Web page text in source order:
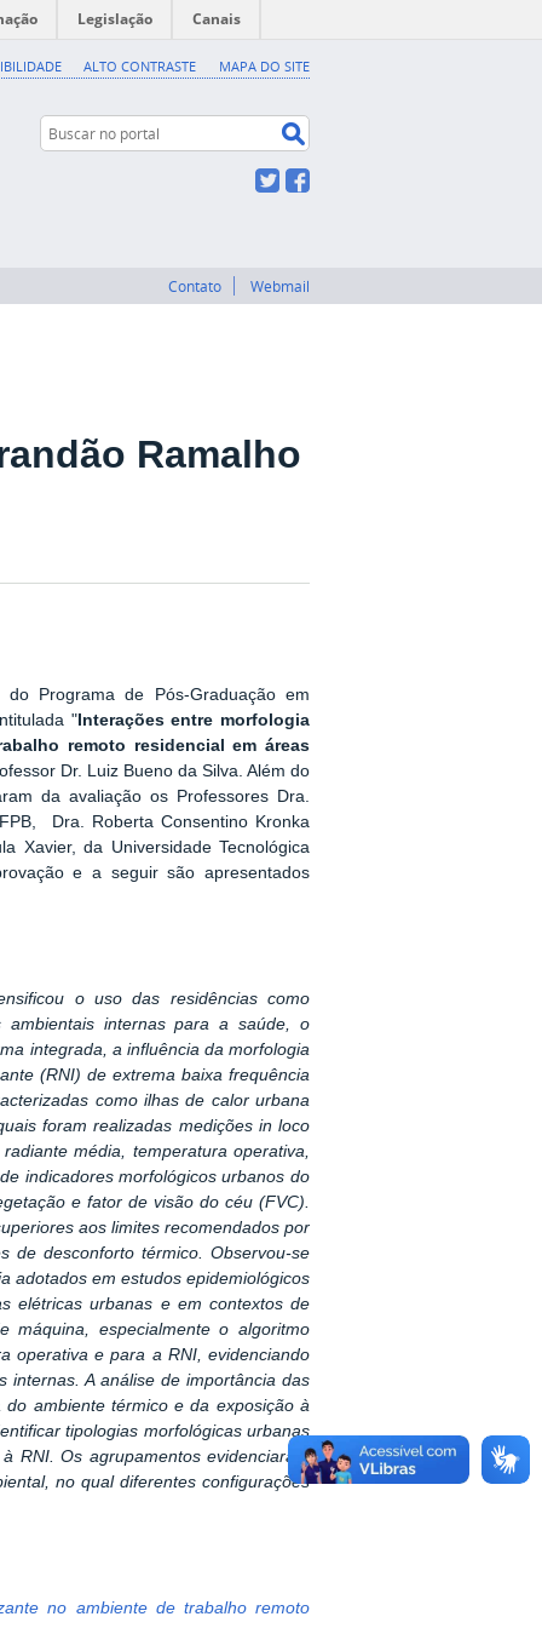
ALTO CONTRASTE MAPA DO SITE
Legislação Canais
Buscar no portal
Twitter
Contato Webmail
Ramalho
Programa de Pós-Graduação em
"Interações entre morfologia
remoto residencial em áreas
Dr. Luiz Bueno da Silva. Além do
da avaliação os Professores Dra.
Dra. Roberta Consentino Kronka
Xavier, da Universidade Tecnológica
e a seguir são apresentados
o uso das residências como
ambientais internas para a saúde, o
integrada, a influência da morfologia
(RNI) de extrema baixa frequência
como ilhas de calor urbana
foram realizadas medições in loco
média, temperatura operativa,
indicadores morfológicos urbanos do
e fator de visão do céu (FVC).
aos limites recomendados por
de desconforto térmico. Observou-se
adotados em estudos epidemiológicos
elétricas urbanas e em contextos de
máquina, especialmente o algoritmo
operativa e para a RNI, evidenciando
internas. A análise de importância das
ambiente térmico e da exposição à
tipologias morfológicas urbanas
RNI. Os agrupamentos evidenciaram
no qual diferentes configurações
no ambiente de trabalho remoto